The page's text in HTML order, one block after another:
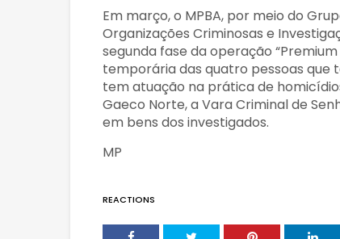
Em março, o MPBA, por meio do
Organizações Criminosas e
segunda fase da operação
temporária das quatro pessoas
tem atuação na prática de
Gaeco Norte, a Vara Criminal de
em bens dos investigados.
MP
REACTIONS